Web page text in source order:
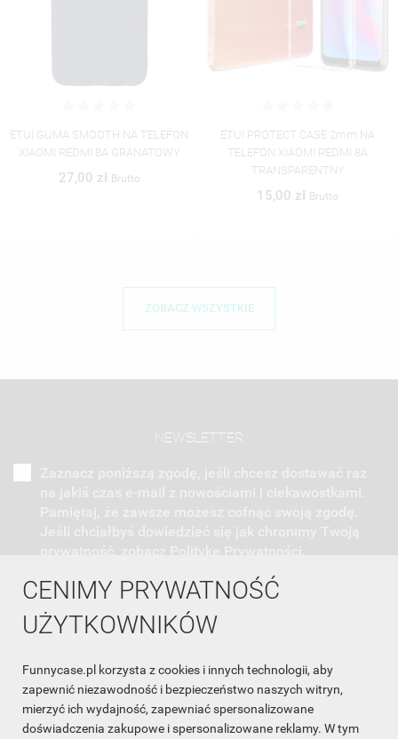
CENIMY PRYWATNOŚĆ
UŻYTKOWNIKÓW
Funnycase.pl korzysta z cookies i innych technologii, aby
zapewnić niezawodność i bezpieczeństwo naszych witryn,
mierzyć ich wydajność, zapewniać spersonalizowane
doświadczenia zakupowe i spersonalizowane reklamy. W tym
ETUI PROTECT CASE 2mm NA
TELEFON XIAOMI REDMI 8A
TRANSPARENTNY
FOLIA HYDROŻELOWA NA
TELEFON XIAOMI REDMI 8A
TRANSPARENTNY
25,00 zł Brutto
ZOBACZ WSZYSTKIE
NEWSLETTER
INFORMACJA O SKLEPIE
INFORMACJE